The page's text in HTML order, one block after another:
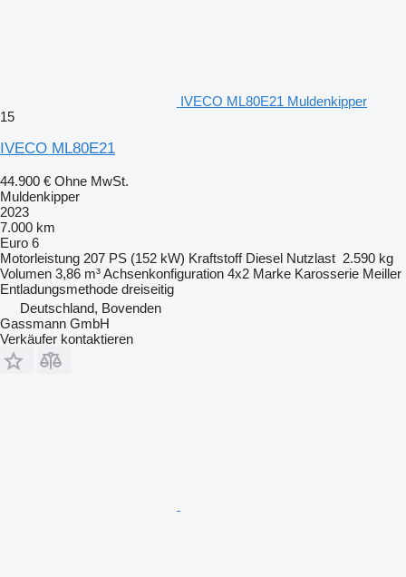
IVECO ML80E21 Muldenkipper
15
IVECO ML80E21
44.900 € Ohne MwSt.
Muldenkipper
2023
7.000 km
Euro 6
Motorleistung 207 PS (152 kW) Kraftstoff Diesel Nutzlast 2.590 kg
Volumen 3,86 m³Achsenkonfiguration 4x2 Marke Karosserie Meiller
Entladungsmethode dreiseitig
Deutschland, Bovenden
Gassmann GmbH
Verkäufer kontaktieren